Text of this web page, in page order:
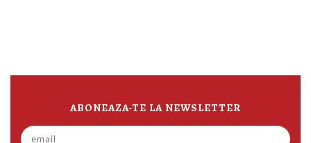
ABONEAZA-TE LA NEWSLETTER